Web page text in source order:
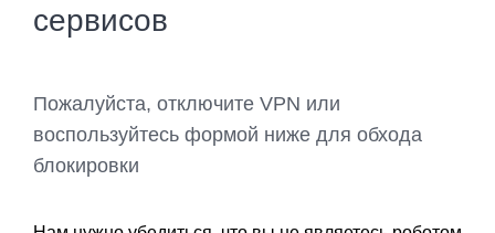
сервисов
Пожалуйста, отключите VPN или
воспользуйтесь формой ниже для обхода
блокировки